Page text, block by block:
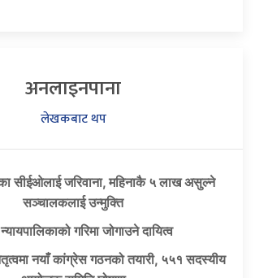
अनलाइनपाना
लेखकबाट थप
सीईओलाई जरिवाना, महिनाकै ५ लाख असुल्ने
सञ्चालकलाई उन्मुक्ति
न्यायपालिकाको गरिमा जोगाउने दायित्व
नयाँ कांग्रेस गठनको तयारी, ५५१ सदस्यीय